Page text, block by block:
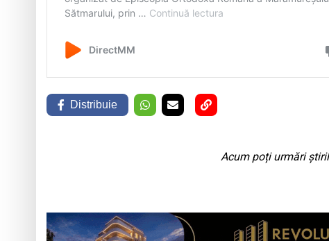
Distribuie
Acum poți urmări